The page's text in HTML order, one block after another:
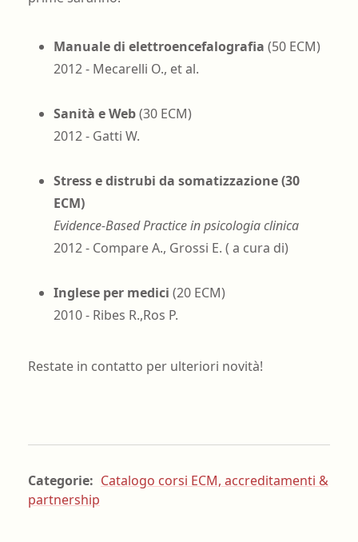
Manuale di elettroencefalografia (50 ECM)
2012 - Mecarelli O., et al.
Sanità e Web(30 ECM)
2012 - Gatti W.
Stress e distrubi da somatizzazione (30
ECM)
Evidence-Based Practice in psicologia clinica
2012 - Compare A., Grossi E. ( a cura di)
Inglese per medici (20 ECM)
2010 - Ribes R.,Ros P.
Restate in contatto per ulteriori novità!
Categorie: Catalogo corsi ECM, accreditamenti &
partnership